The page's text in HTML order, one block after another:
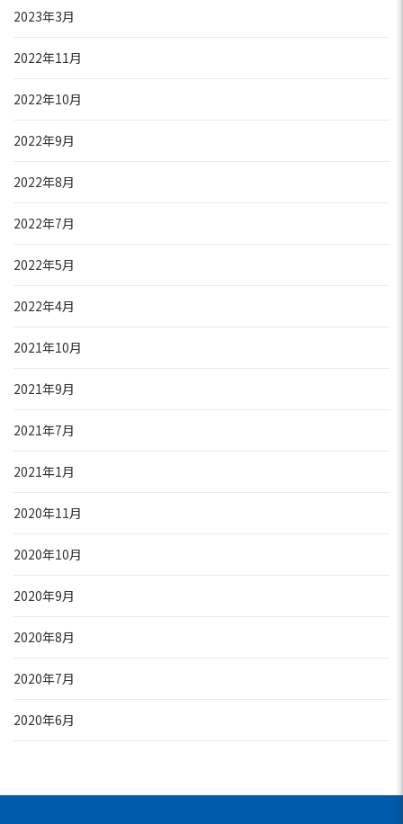
2023年3月
2022年11月
2022年10月
2022年9月
2022年8月
2022年7月
2022年5月
2022年4月
2021年10月
2021年9月
2021年7月
2021年1月
2020年11月
2020年10月
2020年9月
2020年8月
2020年7月
2020年6月